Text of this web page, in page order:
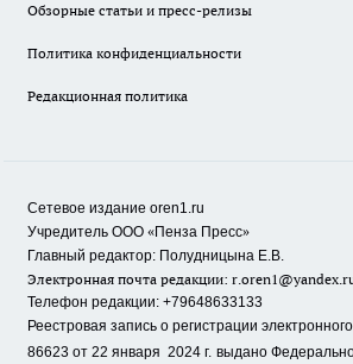
Обзорные статьи и пресс-релизы
Политика конфиденциальности
Редакционная политика
Сетевое издание oren1.ru
Учредитель ООО «Пенза Пресс»
Главный редактор: Полудницына Е.В.
Электронная почта редакции:
Телефон редакции: +79648633133
Реестровая запись о регистрации
86623 от 22 января 2024 г. выдано